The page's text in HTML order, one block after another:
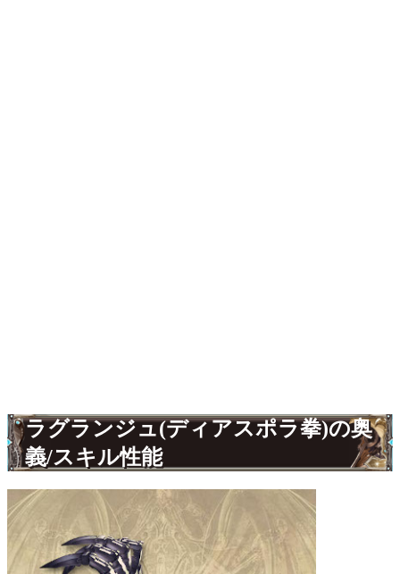
ラグランジュ(ディアスポラ拳)の奥
義/スキル性能